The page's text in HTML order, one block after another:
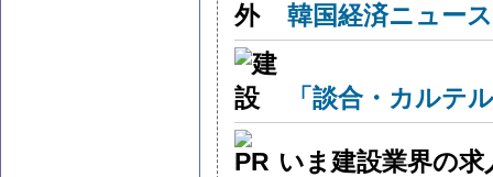
韓国経済ニュー
「談合・カルテ
いま建設業界の